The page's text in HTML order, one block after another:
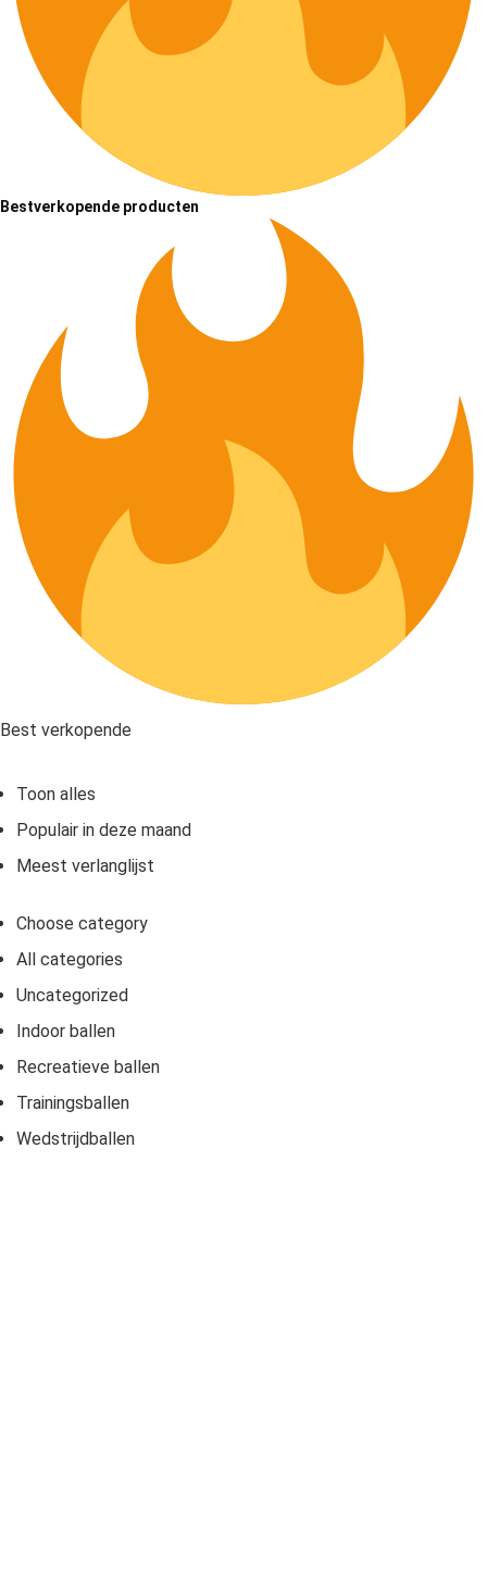
Bestverkopende producten
Best verkopende
Toon alles
Populair in deze maand
Meest verlanglijst
Choose category
All categories
Uncategorized
Indoor ballen
Recreatieve ballen
Trainingsballen
Wedstrijdballen